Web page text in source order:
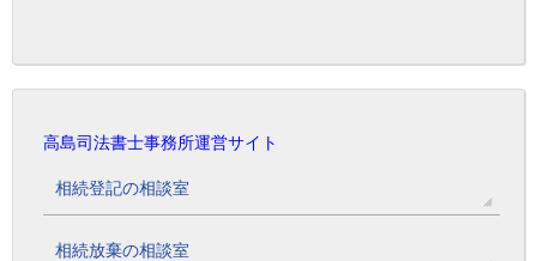
高島司法書士事務所運営サイト
相続登記の相談室
相続放棄の相談室